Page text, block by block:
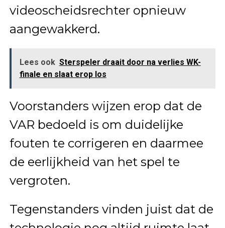
videoscheidsrechter opnieuw
aangewakkerd.
Lees ook Sterspeler draait door na verlies WK-
finale en slaat erop los
Voorstanders wijzen erop dat de
VAR bedoeld is om duidelijke
fouten te corrigeren en daarmee
de eerlijkheid van het spel te
vergroten.
Tegenstanders vinden juist dat de